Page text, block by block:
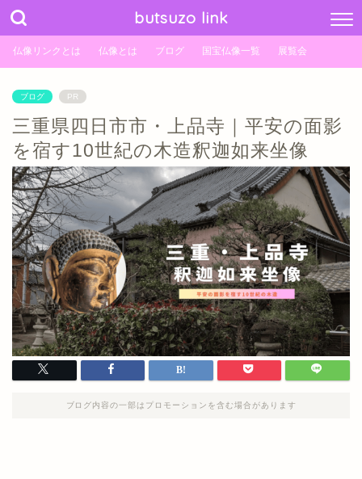
butsuzo link
仏像リンクとは 仏像とは ブログ 国宝仏像一覧 展覧会
ブログ PR
三重県四日市市・上品寺｜平安の面影
を宿す10世紀の木造釈迦如来坐像
ブログ内容の一部はプロモーションを含む場合があります